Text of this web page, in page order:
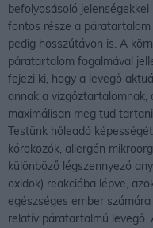
befolyosásoló
fontos része a páratartalom
pedig hosszútávon is. A
páratartalom fogalmával
fejezi ki, hogy a levegő
annak a
maximálisan meg tud
Testünk hőleadó
kórokozók, allergén
különböző légszennyező
oxidok) reakcióba lépve,
egészséges ember
relatív páratartalmú